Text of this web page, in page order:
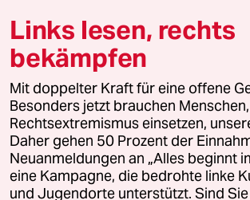
Verlag
Aktuelles
Hausblog
Die Seitenwende
Links lesen, rechts
bekämpfen
Mit doppelter Kraft für eine offene
Besonders jetzt brauchen
Rechtsextremismus einsetzen,
Daher gehen 50 Prozent der
Neuanmeldungen an „Alles beginnt
eine Kampagne, die bedrohte linke
und Jugendorte unterstützt. Sind